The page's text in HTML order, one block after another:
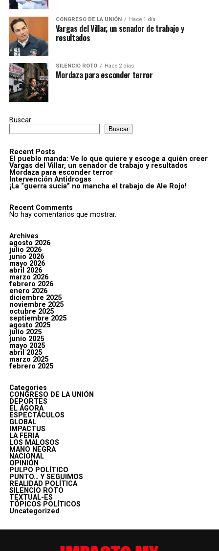
CONGRESO DE LA UNIÓN Hace 1 día
Vargas del Villar, un senador de trabajo y
resultados
SILENCIO ROTO Hace 2 días
Mordaza para esconder terror
Buscar
Buscar
Recent Posts
El pueblo manda: Ve lo que quiere y escoge a quién creer
Vargas del Villar, un senador de trabajo y resultados
Mordaza para esconder terror
Intervención Antidrogas
¡La “guerra sucia” no mancha el trabajo de Ale Rojo!
Recent Comments
No hay comentarios que mostrar.
Archives
agosto 2026
julio 2026
junio 2026
mayo 2026
abril 2026
marzo 2026
febrero 2026
enero 2026
diciembre 2025
noviembre 2025
octubre 2025
septiembre 2025
agosto 2025
julio 2025
junio 2025
mayo 2025
abril 2025
marzo 2025
febrero 2025
Categories
CONGRESO DE LA UNIÓN
DEPORTES
EL ÁGORA
ESPECTÁCULOS
GLOBAL
IMPACTUS
LA FERIA
LOS MALOSOS
MANO NEGRA
NACIONAL
OPINIÓN
PULPO POLÍTICO
PUNTO… Y SEGUIMOS
REALIDAD POLÍTICA
SILENCIO ROTO
TEXTUAL-ES
TÓPICOS POLÍTICOS
Uncategorized